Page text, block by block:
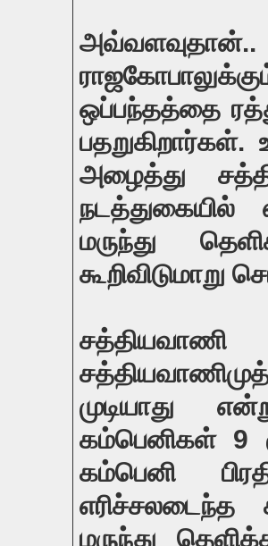
ஒப்பந்தத்தை
அழைத்து
நடத்துகையில்
மருந்து
கூறிவிடுமாறு
சத்தியவாணி
முடியாது
கம்பெனிகள் 9
கம்பெனி
எரிச்சலடைந்த
மருந்து